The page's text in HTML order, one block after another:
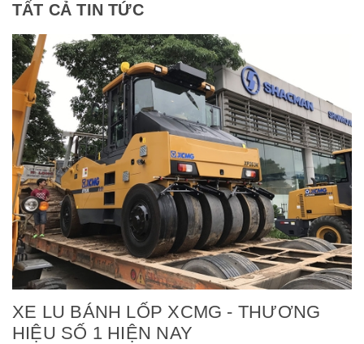
TẤT CẢ TIN TỨC
XE LU BÁNH LỐP XCMG - THƯƠNG
HIỆU SỐ 1 HIỆN NAY